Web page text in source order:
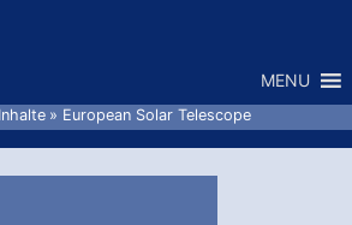
MENU
Inhalte European Solar Telescope